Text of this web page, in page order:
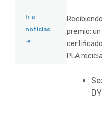
Ir a
noticias
premio:
PLA